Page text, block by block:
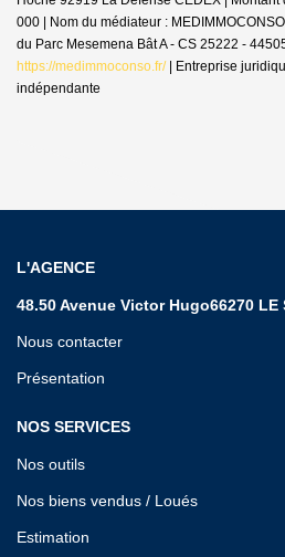
000 | Nom du médiateur :
du Parc Mesemena Bât A - CS 25222 -
https://medimmoconso.fr/| Entreprise
indépendante
L'AGENCE
48.50 Avenue Victor Hugo66270 LE
Nous contacter
Présentation
NOS SERVICES
Nos outils
Nos biens vendus / Loués
Estimation